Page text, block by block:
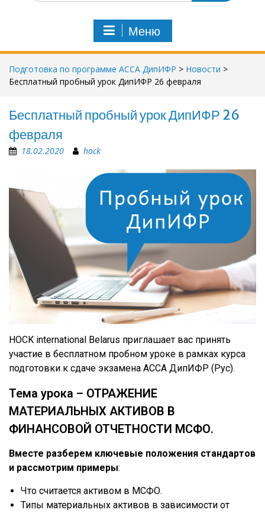
о
:
Меню
Подготовка по программе АССА ДипИФР > Новости >
Бесплатный пробный урок ДипИФР 26 февраля
Бесплатный пробный урок ДипИФР 26
февраля
18.02.2020 hock
HOCK international Belarus приглашает вас принять
участие в бесплатном пробном уроке в рамках курса
подготовки к сдаче экзамена АССА ДипИФР (Рус).
Тема урока – ОТРАЖЕНИЕ
МАТЕРИАЛЬНЫХ АКТИВОВ В
ФИНАНСОВОЙ ОТЧЕТНОСТИ МСФО.
Вместе разберем ключевые положения стандартов
и рассмотрим примеры:
Что считается активом в МСФО.
Типы материальных активов в зависимости от